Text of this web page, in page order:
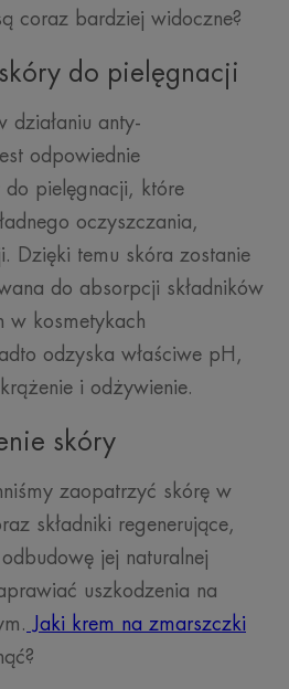
coraz bardziej widoczne?
do pielęgnacji
działaniu anty-
odpowiednie
pielęgnacji, które
oczyszczania,
Dzięki temu skóra zostanie
do absorpcji składników
w kosmetykach
odzyska właściwe pH,
i odżywienie.
skóry
zaopatrzyć skórę w
składniki regenerujące,
jej naturalnej
uszkodzenia na
Jaki krem na zmarszczki